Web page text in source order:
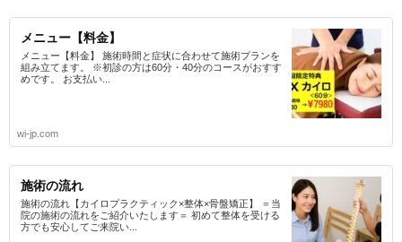
メニュー【料金】
メニュー【料金】 施術時間と症状に合わせて施術プランを
組み立てます。 ※初診の方は60分・40分のコースがおすす
めです。 お支払い...
wi-jp.com
施術の流れ
施術の流れ【カイロプラクティック×整体×骨盤矯正】 ＝当
院の施術の流れをご紹介いたします＝ 初めて整体を受ける
方でも安心してご来院い...